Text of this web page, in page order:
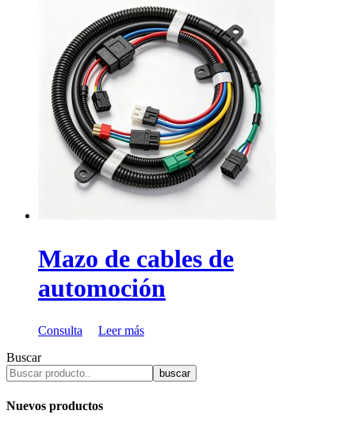
Mazo de cables de
automoción
Consulta
Leer más
Buscar
buscar
Nuevos productos